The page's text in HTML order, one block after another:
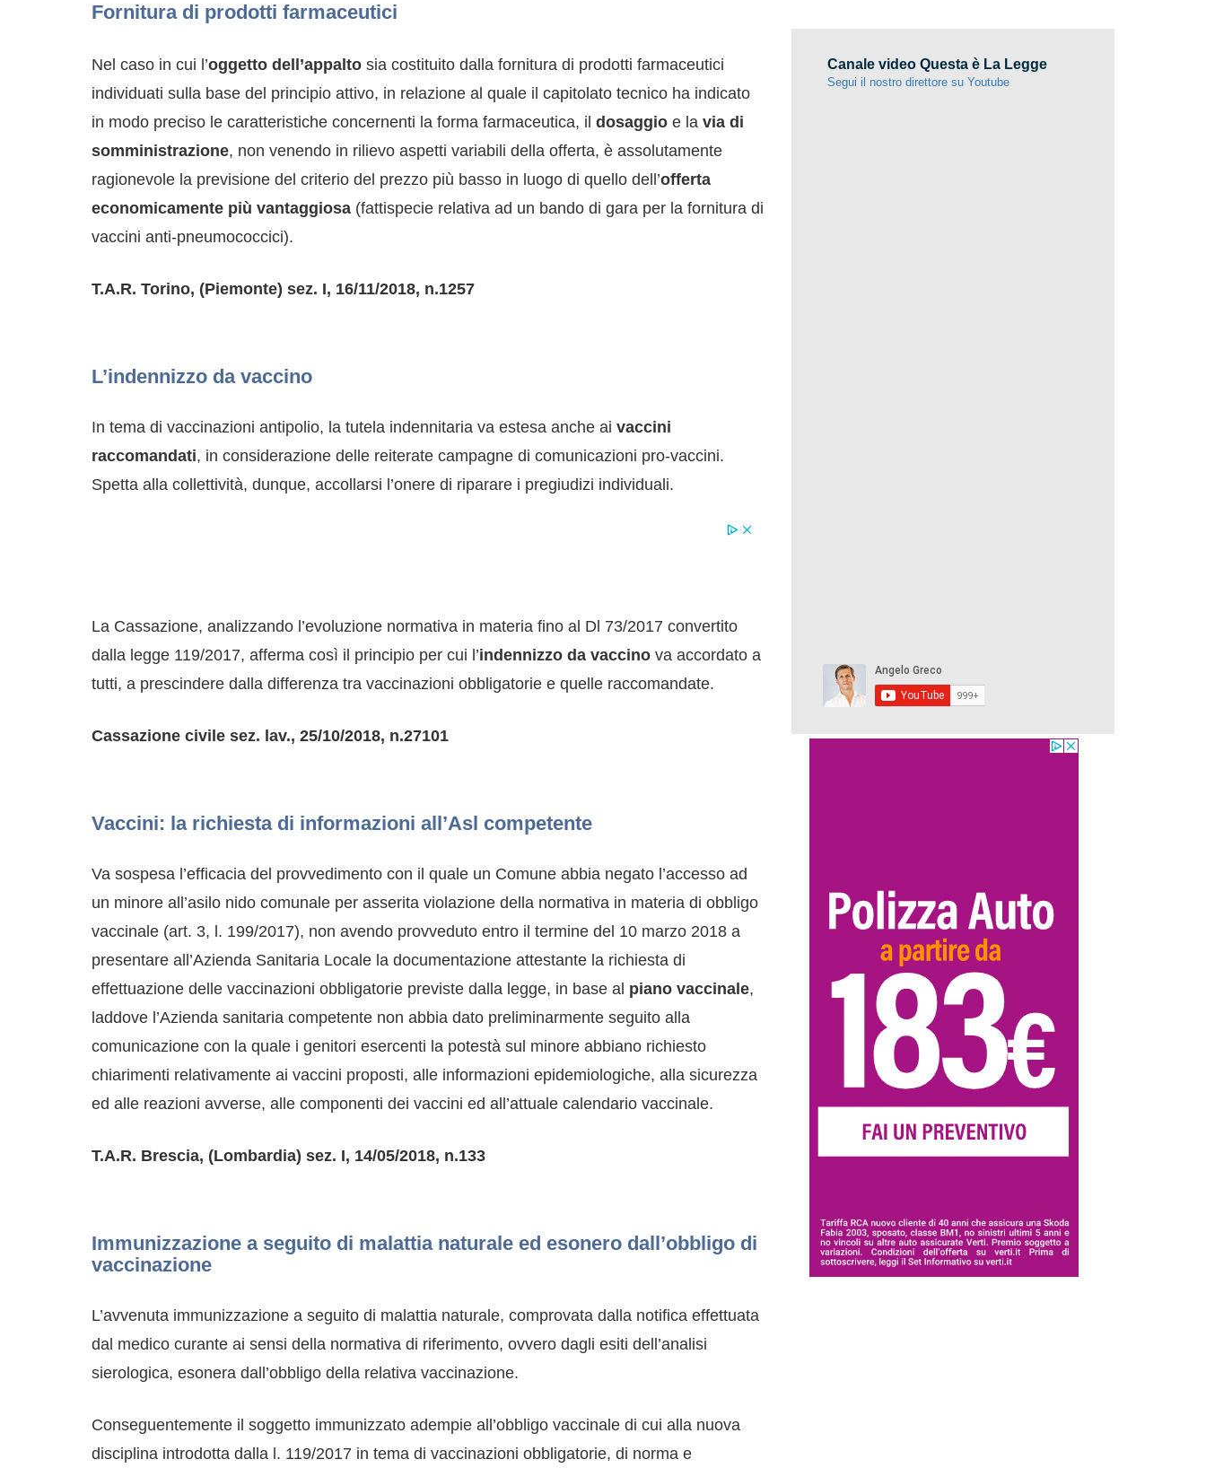
Fornitura di prodotti farmaceutici
Nel caso in cui l’oggetto dell’appalto sia costituito dalla fornitura di prodotti farmaceutici
individuati sulla base del principio attivo, in relazione al quale il capitolato tecnico ha indicato
in modo preciso le caratteristiche concernenti la forma farmaceutica, il dosaggio e la via di
somministrazione, non venendo in rilievo aspetti variabili della offerta, è assolutamente
ragionevole la previsione del criterio del prezzo più basso in luogo di quello dell’offerta
economicamente più vantaggiosa (fattispecie relativa ad un bando di gara per la fornitura di
vaccini anti-pneumococcici).
T.A.R. Torino, (Piemonte) sez. I, 16/11/2018, n.1257
L’indennizzo da vaccino
In tema di vaccinazioni antipolio, la tutela indennitaria va estesa anche ai vaccini
raccomandati, in considerazione delle reiterate campagne di comunicazioni pro-vaccini.
Spetta alla collettività, dunque, accollarsi l’onere di riparare i pregiudizi individuali.
La Cassazione, analizzando l’evoluzione normativa in materia fino al Dl 73/2017 convertito
dalla legge 119/2017, afferma così il principio per cui l’indennizzo da vaccino va accordato a
tutti, a prescindere dalla differenza tra vaccinazioni obbligatorie e quelle raccomandate.
Cassazione civile sez. lav., 25/10/2018, n.27101
Vaccini: la richiesta di informazioni all’Asl competente
Va sospesa l’efficacia del provvedimento con il quale un Comune abbia negato l’accesso ad
un minore all’asilo nido comunale per asserita violazione della normativa in materia di obbligo
vaccinale (art. 3, l. 199/2017), non avendo provveduto entro il termine del 10 marzo 2018 a
presentare all’Azienda Sanitaria Locale la documentazione attestante la richiesta di
effettuazione delle vaccinazioni obbligatorie previste dalla legge, in base al piano vaccinale,
laddove l’Azienda sanitaria competente non abbia dato preliminarmente seguito alla
comunicazione con la quale i genitori esercenti la potestà sul minore abbiano richiesto
chiarimenti relativamente ai vaccini proposti, alle informazioni epidemiologiche, alla sicurezza
ed alle reazioni avverse, alle componenti dei vaccini ed all’attuale calendario vaccinale.
T.A.R. Brescia, (Lombardia) sez. I, 14/05/2018, n.133
Immunizzazione a seguito di malattia naturale ed esonero dall’obbligo di
vaccinazione
L’avvenuta immunizzazione a seguito di malattia naturale, comprovata dalla notifica effettuata
dal medico curante ai sensi della normativa di riferimento, ovvero dagli esiti dell’analisi
sierologica, esonera dall’obbligo della relativa vaccinazione.
Conseguentemente il soggetto immunizzato adempie all’obbligo vaccinale di cui alla nuova
disciplina introdotta dalla l. 119/2017 in tema di vaccinazioni obbligatorie, di norma e
Canale video Questa è La Legge
Segui il nostro direttore su Youtube